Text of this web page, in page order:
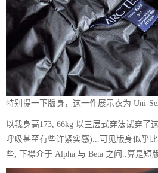
特别提一下版身，这一件展示衣为 Uni-
以我身高173, 66kg 以三层式穿法试穿了
呼吸甚至有些许紧实感)...可见版身似乎
些, 下襟介于 Alpha 与 Beta 之间..算是短